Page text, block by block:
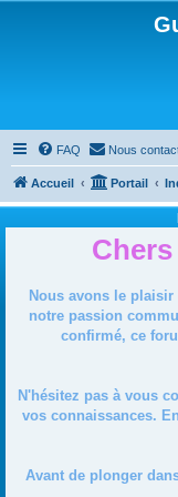
FAQ Nous
Accueil Portail
Nous avons le
notre passion
confirmé, ce
N'hésitez pas à vous
vos connaissances.
Avant de plonger